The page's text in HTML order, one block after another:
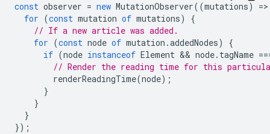
const observer = new MutationObserver((mutations) =>
for (const mutation of mutations)
{
// If a new article was added.
for (const node of mutation .addedNodes)
{
if (node instanceof Element && node. tagName
// Render the reading time for this
renderReadingTime(node);
}
}
}
});